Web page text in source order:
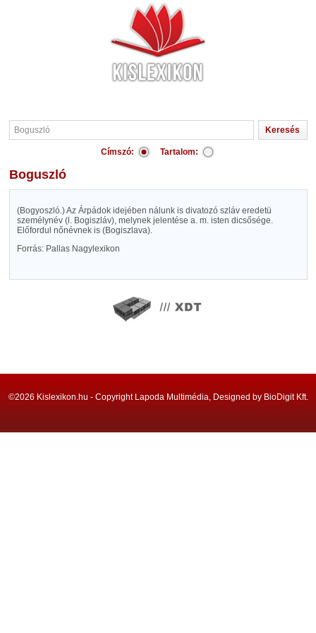
Címszó: Tartalom:
Boguszló
(Bogyoszló.) Az Árpádok idejében nálunk is divatozó szláv eredetü
személynév (l. Bogiszláv), melynek jelentése a. m. isten dicsősége.
Előfordul nőnévnek is (Bogiszlava).
Forrás: Pallas Nagylexikon
©2026 Kislexikon.hu - Copyright Lapoda Multimédia, Designed by BioDigit Kft.